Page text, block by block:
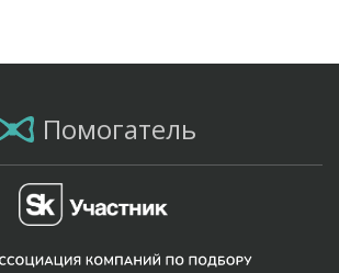
Помогатель